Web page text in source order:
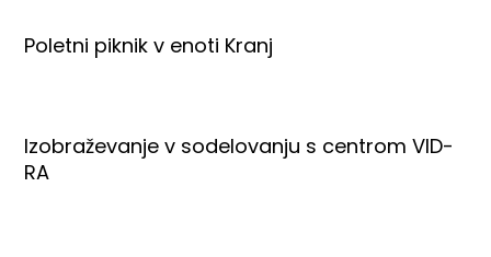
Poletni piknik v enoti Kranj
Izobraževanje v sodelovanju s centrom VID-
RA